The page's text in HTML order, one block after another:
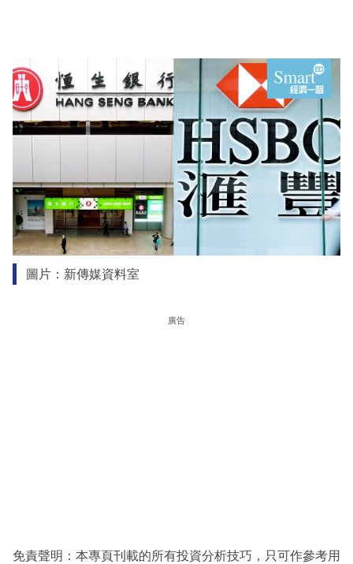
圖片：新傳媒資料室
廣告
免責聲明：本專頁刊載的所有投資分析技巧，只可作參考用